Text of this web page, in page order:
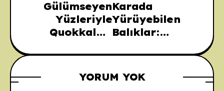
Gülümseyen
Yüzleriyle
Quokkalar:
Mutlu
Hayvanları
Karada
Yürüyebilen
Balıklar:
Levreklerin
Anatomisi ve
Fizyolojisi
YORUM YOK